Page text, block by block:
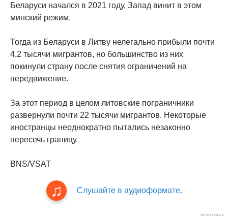
Беларуси начался в 2021 году, Запад винит в этом
минский режим.
Тогда из Беларуси в Литву нелегально прибыли почти
4,2 тысячи мигрантов, но большинство из них
покинули страну после снятия ограничений на
передвижение.
За этот период в целом литовские пограничники
развернули почти 22 тысячи мигрантов. Некоторые
иностранцы неоднократно пытались незаконно
пересечь границу.
BNS/VSAT
Слушайте в аудиоформате.